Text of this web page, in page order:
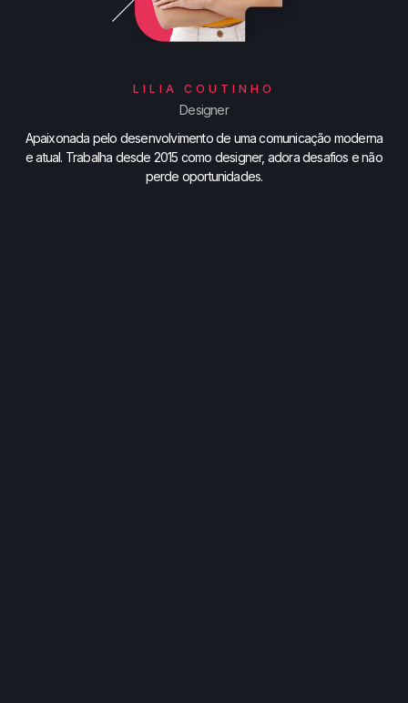
LILIA COUTINHO
Designer
Apaixonada pelo desenvolvimento de uma comunicação moderna
e atual. Trabalha desde 2015 como designer, adora desafios e não
perde oportunidades.